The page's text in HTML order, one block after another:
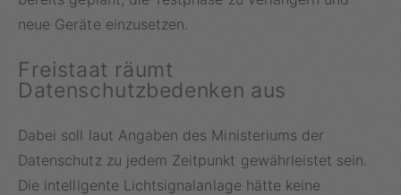
neue Geräte einzusetzen.
Freistaat räumt
Datenschutzbedenken aus
Dabei soll laut Angaben des Ministeriums der
Datenschutz zu jedem Zeitpunkt gewährleistet sein.
Die intelligente Lichtsignalanlage hätte keine